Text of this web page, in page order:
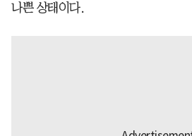
나쁜 상태이다.